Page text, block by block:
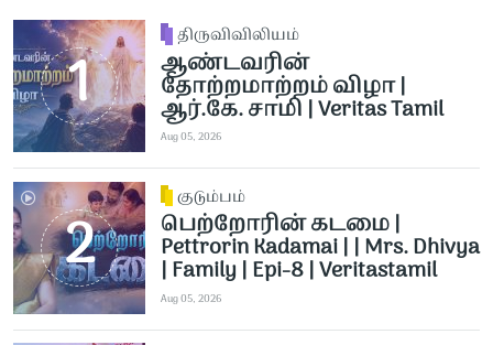
திருவிவிலியம்
ஆண்டவரின்
தோற்றமாற்றம் விழா |
ஆர்.கே. சாமி | Veritas Tamil
Aug 05, 2026
குடும்பம்
பெற்றோரின் கடமை |
Pettrorin Kadamai | | Mrs. Dhivya
| Family | Epi-8 | Veritastamil ​
Aug 05, 2026